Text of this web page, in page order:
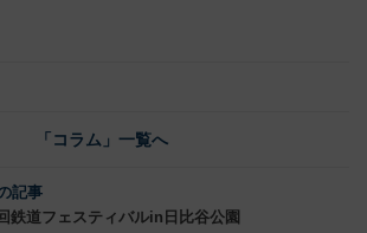
「コラム」一覧へ
記事
鉄道フェスティバルin日比谷公園